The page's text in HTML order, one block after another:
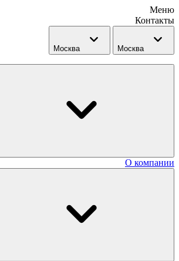
Меню
Контакты
Москва Москва
О компании